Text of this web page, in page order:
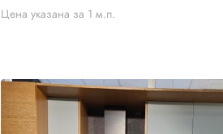
Цена указана за 1 м.п.